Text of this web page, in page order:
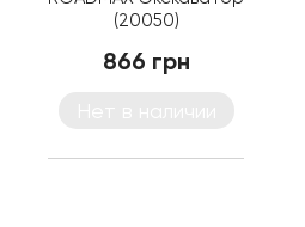
(20050)
866 грн